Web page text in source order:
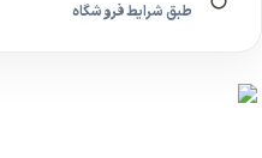
طبق شرایط فروشگاه